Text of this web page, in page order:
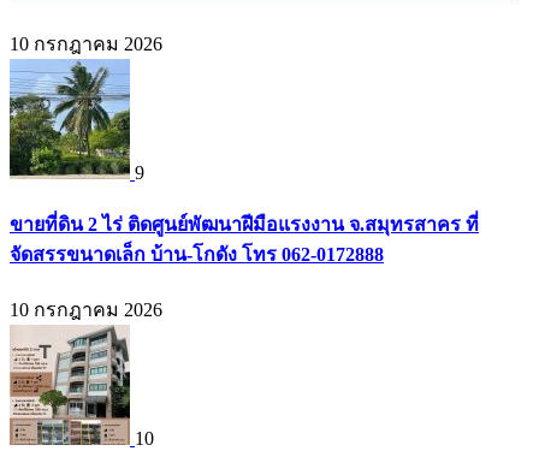
10 กรกฎาคม 2026
9
ขายที่ดิน 2 ไร่ ติดศูนย์พัฒนาฝีมือแรงงาน จ.สมุทรสาคร ที่
จัดสรรขนาดเล็ก บ้าน-โกดัง โทร 062-0172888
10 กรกฎาคม 2026
10